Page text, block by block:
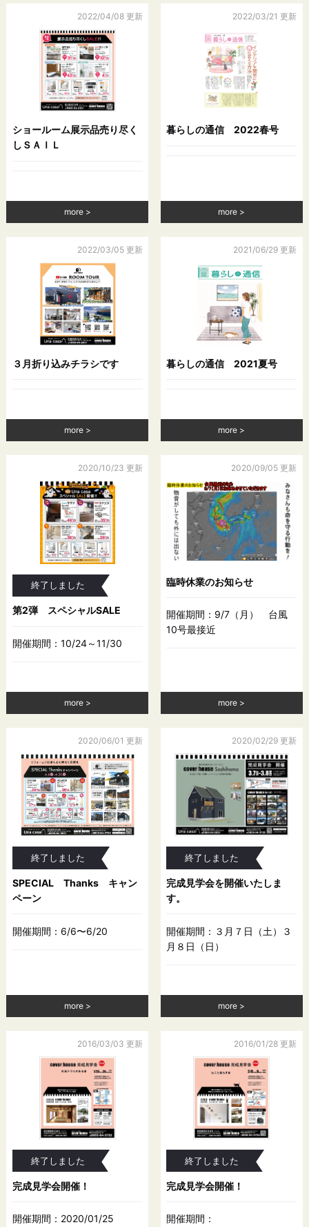
2022/04/08 更新
ショールーム展示品売り尽く
しＳＡＩＬ
more
2022/03/21 更新
暮らしの通信 2022春号
more
2022/03/05 更新
３月折り込みチラシです
more
2021/06/29 更新
暮らしの通信 2021夏号
more
2020/10/23 更新
終了しました
第2弾 スペシャルSALE
開催期間：10/24～11/30
more
2020/09/05 更新
臨時休業のお知らせ
開催期間：9/7（月） 台風
10号最接近
more
2020/06/01 更新
終了しました
SPECIAL Thanks キャン
ペーン
開催期間：6/6〜6/20
more
2020/02/29 更新
終了しました
完成見学会を開催いたしま
す。
開催期間：３月７日（土）３
月８日（日）
more
2016/03/03 更新
終了しました
完成見学会開催！
開催期間：2020/01/25
2016/01/28 更新
終了しました
完成見学会開催！
開催期間：